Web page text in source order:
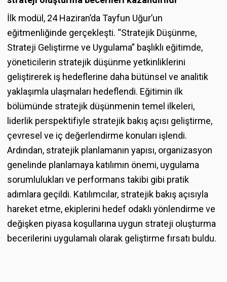
İlk modül, 24 Haziran’da Tayfun Uğur’un
eğitmenliğinde gerçekleşti. “Stratejik Düşünme,
Strateji Geliştirme ve Uygulama” başlıklı eğitimde,
yöneticilerin stratejik düşünme yetkinliklerini
geliştirerek iş hedeflerine daha bütünsel ve analitik
yaklaşımla ulaşmaları hedeflendi. Eğitimin ilk
bölümünde stratejik düşünmenin temel ilkeleri,
liderlik perspektifiyle stratejik bakış açısı geliştirme,
çevresel ve iç değerlendirme konuları işlendi.
Ardından, stratejik planlamanın yapısı, organizasyon
genelinde planlamaya katılımın önemi, uygulama
sorumlulukları ve performans takibi gibi pratik
adımlara geçildi. Katılımcılar, stratejik bakış açısıyla
hareket etme, ekiplerini hedef odaklı yönlendirme ve
değişken piyasa koşullarına uygun strateji oluşturma
becerilerini uygulamalı olarak geliştirme fırsatı buldu.